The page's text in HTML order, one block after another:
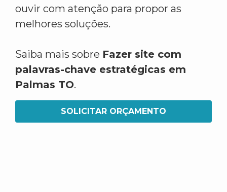
ouvir com atenção para propor as
melhores soluções.
Saiba mais sobre Fazer site com
palavras-chave estratégicas em
Palmas TO.
SOLICITAR ORÇAMENTO